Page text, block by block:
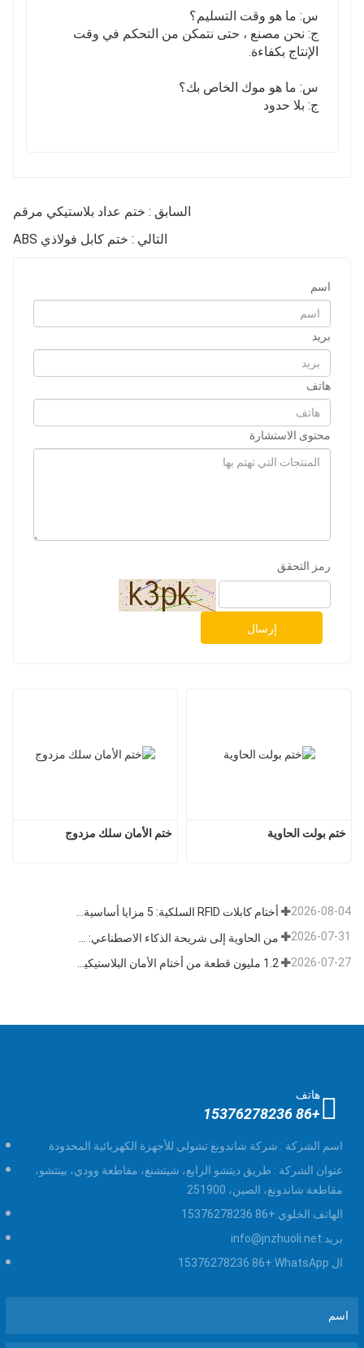
س: ما هو وقت التسليم؟
ج: نحن مصنع ، حتى نتمكن من التحكم في وقت
الإنتاج بكفاءة.
س: ما هو موك الخاص بك؟
ج: بلا حدود
السابق : ختم عداد بلاستيكي مرقم
التالي : ختم كابل فولاذي ABS
اسم
بريد
هاتف
محتوى الاستشارة
رمز التحقق
إرسال
ختم الأمان سلك مزدوج ختم بولت الحاوية
أختام كابلات RFID السلكية: 5 مزايا أساسية تدفع تحول الشحن العالمي نحو الأمن الذكي في عام 2026 2026-08-04
2026-07-31
2026-07-27
هاتف
+86 15376278236
اسم الشركة : شركة شاندونغ تشولي للأجهزة الكهربائية المحدودة
عنوان الشركة : طريق ديتشو الرابع، شيتشنغ، مقاطعة وودي، بينتشو،
مقاطعة شاندونغ، الصين، 251900
الهاتف الخلوي:+86 15376278236
بريد:info@jnzhuoli.net
ال WhatsApp:
+86 15376278236